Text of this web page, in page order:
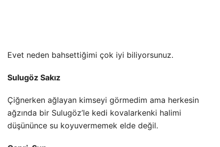
Evet neden bahsettiğimi çok iyi biliyorsunuz.
Sulugöz Sakız
Çiğnerken ağlayan kimseyi görmedim ama herkesin
ağzında bir Sulugöz’le kedi kovalarkenki halimi
düşününce su koyuvermemek elde değil.